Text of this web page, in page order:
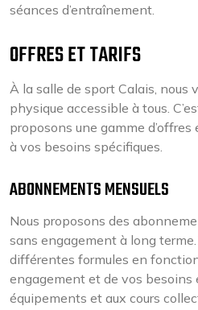
séances d’entraînement.
OFFRES ET TARIFS
À la salle de sport Calais, nous
physique accessible à tous.
proposons une gamme
à vos besoins spécifiques.
ABONNEMENTS MENSUELS
Nous proposons des
sans engagement à long
différentes formules en
engagement et de vos besoins
équipements et aux cours